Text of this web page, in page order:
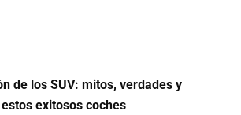
de los SUV: mitos, verdades y
exitosos coches